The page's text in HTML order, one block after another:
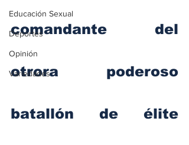
Educación Sexual
Deportes
Opinión
Variedades
comandante del
otrora poderoso
batallón de élite